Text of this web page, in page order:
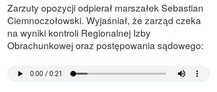
Zarzuty opozycji odpierał marszałek Sebastian
Ciemnoczołowski. Wyjaśniał, że zarząd czeka
na wyniki kontroli Regionalnej Izby
Obrachunkowej oraz postępowania sądowego: